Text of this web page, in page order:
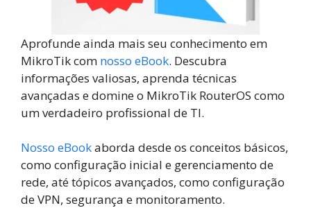
Aprofunde ainda mais seu conhecimento em
MikroTik com nosso eBook. Descubra
informações valiosas, aprenda técnicas
avançadas e domine o MikroTik RouterOS como
um verdadeiro profissional de TI.
Nosso eBookaborda desde os conceitos básicos,
como configuração inicial e gerenciamento de
rede, até tópicos avançados, como configuração
de VPN, segurança e monitoramento.